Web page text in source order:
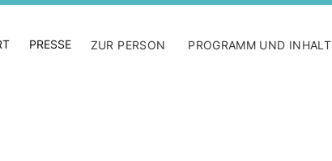
PRESSE ZUR PERSON PROGRAMM UND INHALT